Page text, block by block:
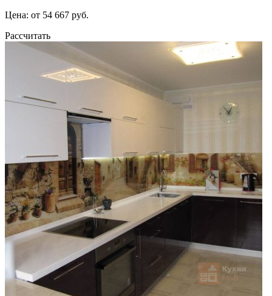
Цена: от 54 667 руб.
Рассчитать